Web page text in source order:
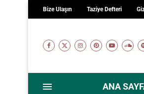
Bize Ulaşın Taziye Defteri
ANA